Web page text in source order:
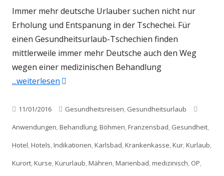
Immer mehr deutsche Urlauber suchen nicht nur
Erholung und Entspanung in der Tschechei. Für
einen Gesundheitsurlaub-Tschechien finden
mittlerweile immer mehr Deutsche auch den Weg
wegen einer medizinischen Behandlung
...weiterlesen "Gesundheitsurlaub-Tschechien:
Veröffentlicht
am
11/01/2016 Kategorien
Gesundheitsreisen, Gesundheitsurlaub
Anwendungen,Behandlung,Böhmen,Franzensbad, Gesundheit,
Hotel,Hotels,Indikationen,Karlsbad,Krankenkasse,Kur,Kurlaub,
Kurort,Kurse,Kururlaub,Mähren,Marienbad,medizinisch, OP,